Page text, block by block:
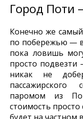
Город Поти
Конечно же
по побережью —
пока ловишь
просто
никак не
паромом из
стоимость